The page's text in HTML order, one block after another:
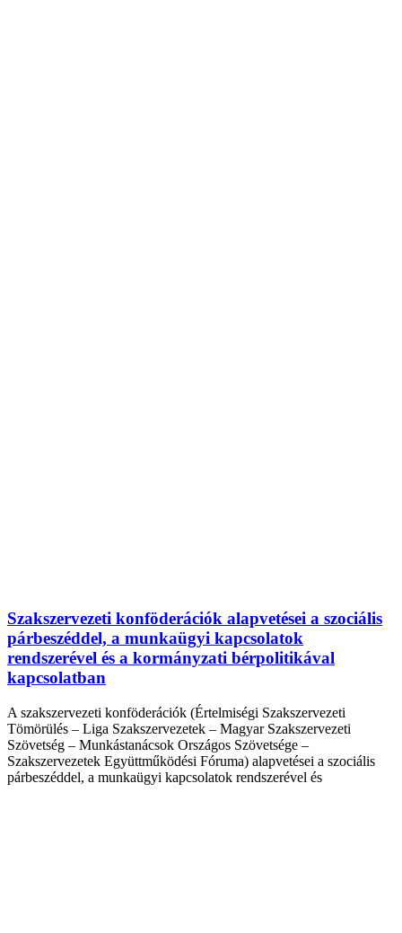
Szakszervezeti konföderációk alapvetései a szociális
párbeszéddel, a munkaügyi kapcsolatok
rendszerével és a kormányzati bérpolitikával
kapcsolatban
A szakszervezeti konföderációk (Értelmiségi Szakszervezeti
Tömörülés – Liga Szakszervezetek – Magyar Szakszervezeti
Szövetség – Munkástanácsok Országos Szövetsége –
Szakszervezetek Együttműködési Fóruma) alapvetései a szociális
párbeszéddel, a munkaügyi kapcsolatok rendszerével és